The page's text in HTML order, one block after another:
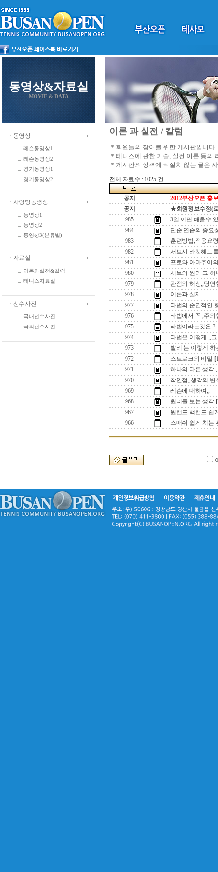
동영상&자료실
MOVIE & DATA
ㆍ동영상
레슨동영상1
레슨동영상2
경기동영상1
경기동영상2
ㆍ사랑방동영상
동영상1
동영상2
동영상3(분류별)
ㆍ자료실
이론과실전&칼럼
테니스자료실
ㆍ선수사진
국내선수사진
국외선수사진
이론 과 실전 / 칼럼
＊회원들의 참여를 위한 게시판입니다
＊테니스에 관한 기술, 실전 이론 등의
＊게시판의 성격에 적절치 않는 글은
전체 자료수 : 1025 건
공지
2012부산오픈 홍
공지
★회원정보수정(
985
3일 이면 배울수
984
단순 연습의 중요
983
훈련방법,적응요령
982
서브시 라켓헤드
981
프로와 아마추어
980
서브의 원리 그 하
979
관점의 허상,,당연
978
이론과 실제
977
타법의 순간적인
976
타법에서 꼭 ,주의
975
타법이라는것은 ?
974
타법은 어떻게 ,,
973
발리 는 이렇게 하
972
스트로크의 비밀
971
하나의 다른 생각 ,,
970
착안점,,생각의 변
969
레슨에 대하여,,
968
원리를 보는 생각
967
원핸드 백핸드 쉽
966
스매쉬 쉽게 치는